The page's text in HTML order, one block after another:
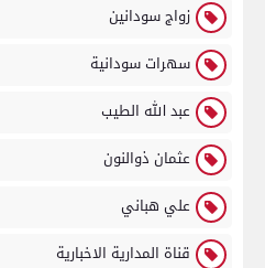
زواج سودانين
سهرات سودانية
عبد الله الطيب
عثمان ذوالنون
علي هباني
قناة المدارية الاخبارية